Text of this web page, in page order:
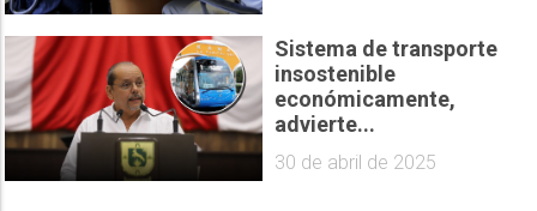
Sistema de transporte
insostenible
económicamente,
advierte...
30 de abril de 2025